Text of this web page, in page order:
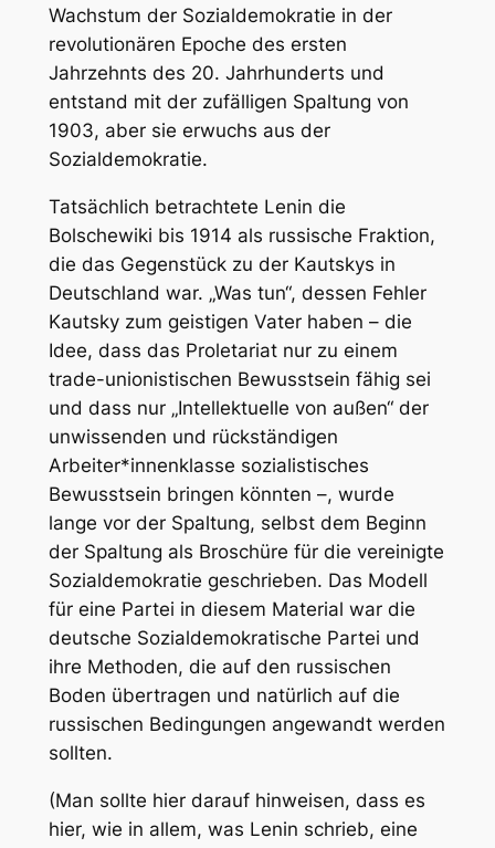
Wachstum der Sozialdemokratie in der
revolutionären Epoche des ersten
Jahrzehnts des 20. Jahrhunderts und
entstand mit der zufälligen Spaltung von
1903, aber sie erwuchs aus der
Sozialdemokratie.
Tatsächlich betrachtete Lenin die
Bolschewiki bis 1914 als russische Fraktion,
die das Gegenstück zu der Kautskys in
Deutschland war. „Was tun“, dessen Fehler
Kautsky zum geistigen Vater haben – die
Idee, dass das Proletariat nur zu einem
trade-unionistischen Bewusstsein fähig sei
und dass nur „Intellektuelle von außen“ der
unwissenden und rückständigen
Arbeiter*innenklasse sozialistisches
Bewusstsein bringen könnten –, wurde
lange vor der Spaltung, selbst dem Beginn
der Spaltung als Broschüre für die vereinigte
Sozialdemokratie geschrieben. Das Modell
für eine Partei in diesem Material war die
deutsche Sozialdemokratische Partei und
ihre Methoden, die auf den russischen
Boden übertragen und natürlich auf die
russischen Bedingungen angewandt werden
sollten.
(Man sollte hier darauf hinweisen, dass es
hier, wie in allem, was Lenin schrieb, eine